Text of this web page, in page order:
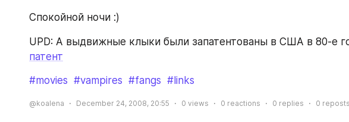
Спокойной ночи :)
UPD: А выдвижные клыки были запатентованы в США в 80-е
патент
#movies #vampires #fangs #links
@koalena December 24, 2008, 20:55 0 views 0 reactions 0 replies 0 reposts